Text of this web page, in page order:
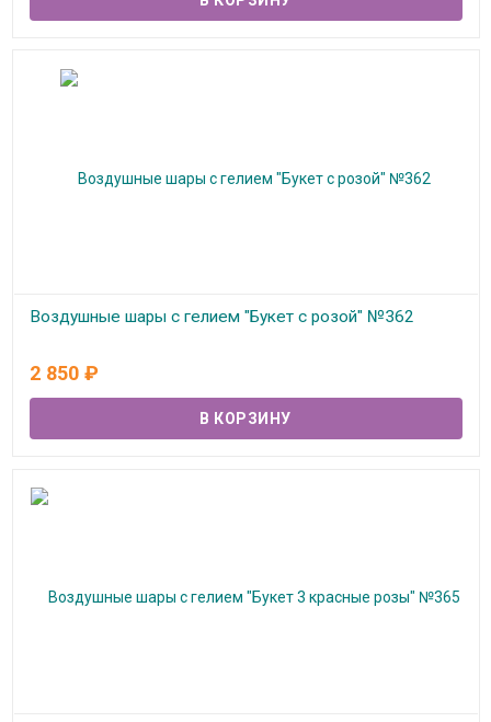
Воздушные шары с гелием "Букет с розой" №362
2 850 ₽